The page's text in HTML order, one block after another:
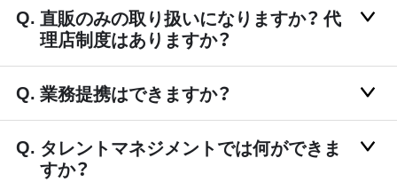
直販のみの取り扱いになりますか？ 代
理店制度はありますか？
業務提携はできますか？
タレントマネジメントでは何ができま
すか？